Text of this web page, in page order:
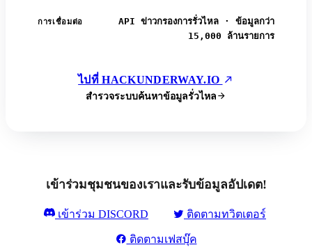
การเชื่อมต่อ
API ข่าวกรองการรั่วไหล · ข้อมูลกว่า
15,000 ล้านรายการ
ไปที่ HACKUNDERWAY.IO
สำรวจระบบค้นหาข้อมูลรั่วไหล
เข้าร่วมชุมชนของเราและรับข้อมูลอัปเดต!
เข้าร่วม DISCORD ติดตามทวิตเตอร์
ติดตามเฟสบุ๊ค